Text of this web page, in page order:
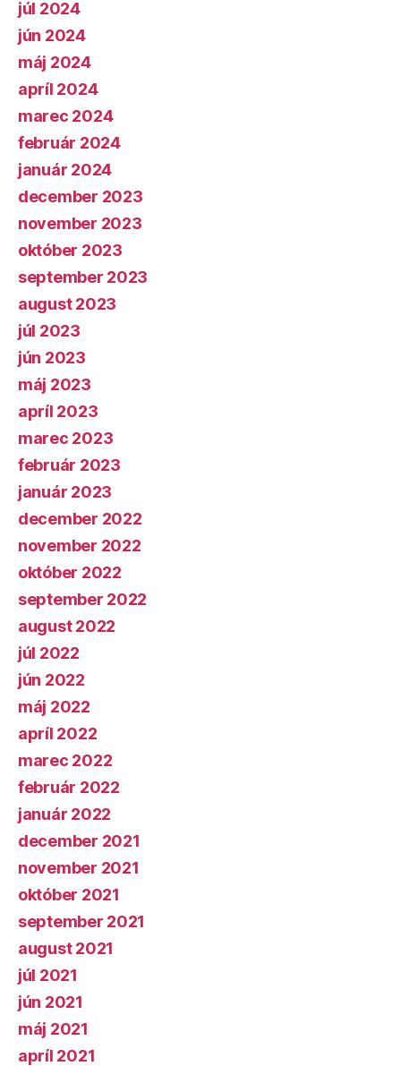
júl 2024
jún 2024
máj 2024
apríl 2024
marec 2024
február 2024
január 2024
december 2023
november 2023
október 2023
september 2023
august 2023
júl 2023
jún 2023
máj 2023
apríl 2023
marec 2023
február 2023
január 2023
december 2022
november 2022
október 2022
september 2022
august 2022
júl 2022
jún 2022
máj 2022
apríl 2022
marec 2022
február 2022
január 2022
december 2021
november 2021
október 2021
september 2021
august 2021
júl 2021
jún 2021
máj 2021
apríl 2021